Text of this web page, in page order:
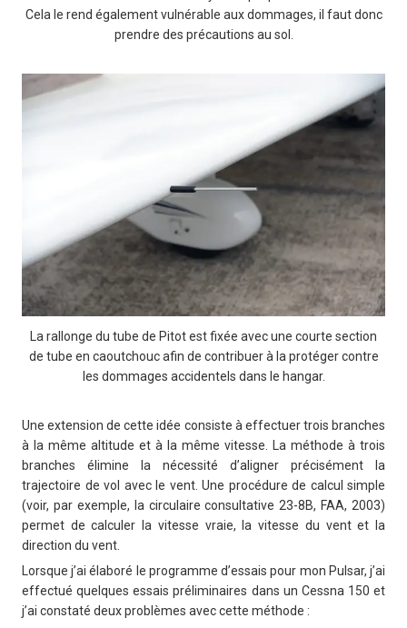
Cela le rend également vulnérable aux dommages, il faut donc
prendre des précautions au sol.
La rallonge du tube de Pitot est fixée avec une courte section
de tube en caoutchouc afin de contribuer à la protéger contre
les dommages accidentels dans le hangar.
Une extension de cette idée consiste à effectuer trois branches
à la même altitude et à la même vitesse. La méthode à trois
branches élimine la nécessité d’aligner précisément la
trajectoire de vol avec le vent. Une procédure de calcul simple
(voir, par exemple, la circulaire consultative 23-8B, FAA, 2003)
permet de calculer la vitesse vraie, la vitesse du vent et la
direction du vent.
Lorsque j’ai élaboré le programme d’essais pour mon Pulsar, j’ai
effectué quelques essais préliminaires dans un Cessna 150 et
j’ai constaté deux problèmes avec cette méthode :